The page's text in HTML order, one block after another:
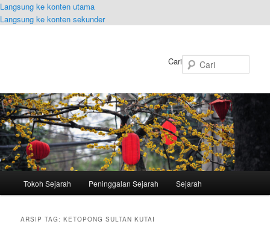
Langsung ke konten utama
Langsung ke konten sekunder
Cari
Tokoh Sejarah Peninggalan Sejarah Sejarah
ARSIP TAG:KETOPONG SULTAN KUTAI